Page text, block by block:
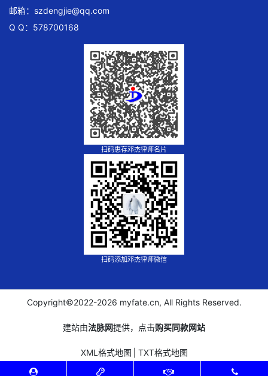
邮箱： szdengjie@qq.com
Q Q：578700168
扫码惠存邓杰律师名片
扫码添加邓杰律师微信
Copyright©2022-2026 myfate.cn, All Rights Reserved.
建站由法脉网提供，点击购买同款网站
XML格式地图 TXT格式地图